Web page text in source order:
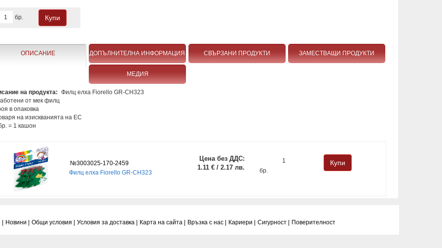
бр.
ОПИСАНИЕ ДОПЪЛНИТЕЛНА ИНФОРМАЦИЯ СВЪРЗАНИ ПРОДУКТИ ЗАМЕСТВАЩИ ПРОДУКТИ
МЕДИЯ
на продукта: Филц елха Fiorello GR-CH323
от мек филц
в опаковка
на изискванията на ЕС
= 1 кашон
№3003025-170-2459
Филц елха Fiorello GR-CH323
Цена без ДДС:
1.11 € / 2.17 лв.
бр.
Новини | Общи условия | Условия за доставка | Карта на сайта | Връзка с нас | Кариери | Сигурност | Поверитeлност